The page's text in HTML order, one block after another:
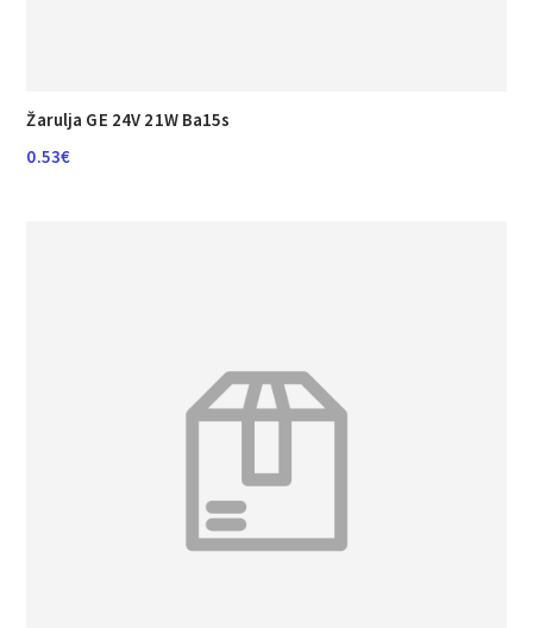
Žarulja GE 24V 21W Ba15s
0.53€